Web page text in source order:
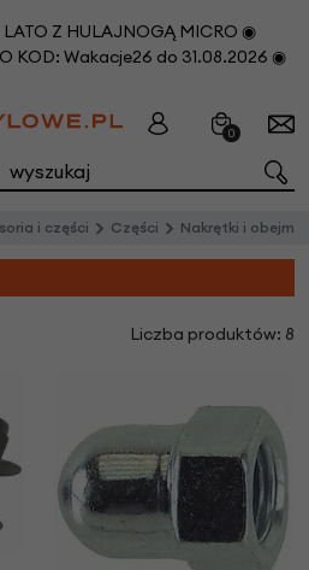
Z HULAJNOGĄ MICRO ◉
KOD: Wakacje26 do 31.08.2026 ◉
0
i części Części Nakrętki i obejmy
Liczba produktów: 8